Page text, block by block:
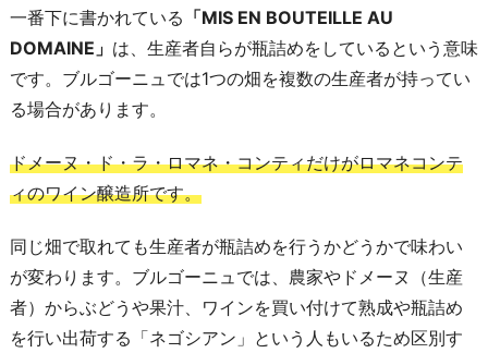
一番下に書かれている 「MIS EN BOUTEILLE AU
DOMAINE」 は、生産者自らが瓶詰めをしているという意味
です。ブルゴーニュでは1つの畑を複数の生産者が持ってい
る場合があります。
ドメーヌ・ド・ラ・ロマネ・コンティだけがロマネコンテ
ィのワイン醸造所です。
同じ畑で取れても生産者が瓶詰めを行うかどうかで味わい
が変わります。ブルゴーニュでは、農家やドメーヌ（生産
者）からぶどうや果汁、ワインを買い付けて熟成や瓶詰め
を行い出荷する「ネゴシアン」という人もいるため区別す